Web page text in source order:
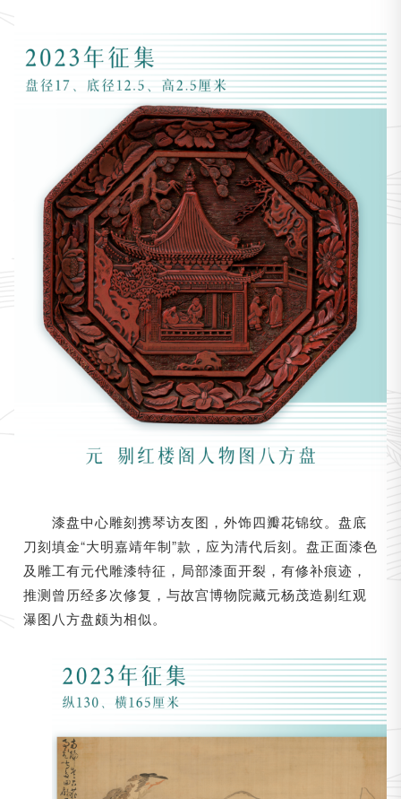
漆盘中心雕刻携琴访友图，外饰四瓣花锦纹。盘底
刀刻填金“大明嘉靖年制”款，应为清代后刻。盘正面漆色
及雕工有元代雕漆特征，局部漆面开裂，有修补痕迹，
推测曾历经多次修复，与故宫博物院藏元杨茂造剔红观
瀑图八方盘颇为相似。